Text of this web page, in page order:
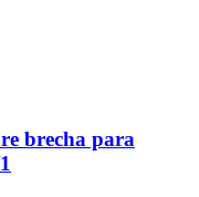
brecha para